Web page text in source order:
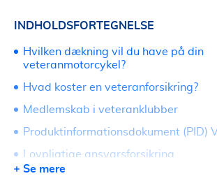
INDHOLDSFORTEGNELSE
Hvilken dækning vil du have på din
veteranmotorcykel?
Hvad koster en veteranforsikring?
Medlemskab i veteranklubber
Produktinformationsdokument (PID)
Lovpligtige ansvarsforsikring
Se mere